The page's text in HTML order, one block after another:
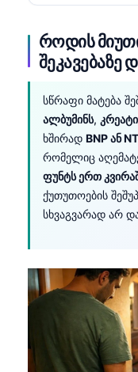
როდის
შეკავებაზე
სწრაფი მატება
ალბუმინს,
ხშირად BNP ან
რომელიც
ფუნტს ერთ
ქუთუთოების
სხვაგვარად არ